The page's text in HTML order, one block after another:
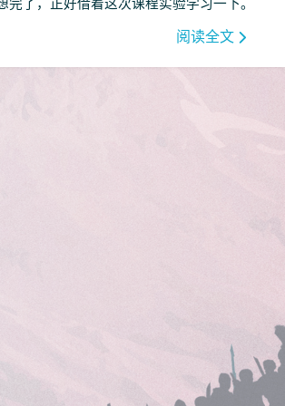
完了，正好借着这次课程实验学习一下。
阅读全文